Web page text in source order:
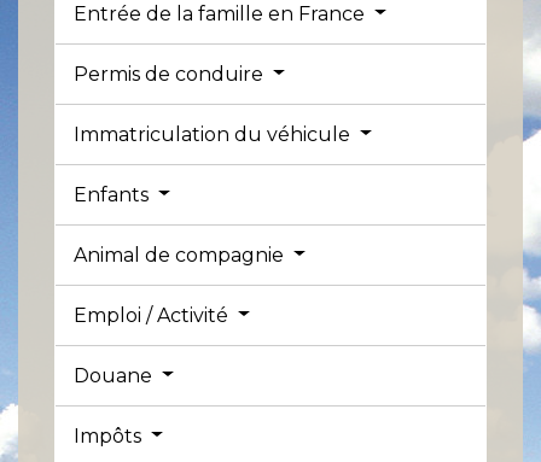
Entrée de la famille en France
Permis de conduire
Immatriculation du véhicule
Enfants
Animal de compagnie
Emploi / Activité
Douane
Impôts